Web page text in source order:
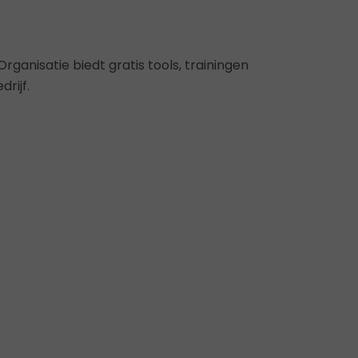
biedt gratis tools, trainingen